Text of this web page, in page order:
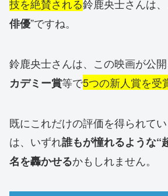
技を絶賛される鈴鹿央士さんは
俳優”ですね。
鈴鹿央士さんは、この映画が公開
カデミー賞等で5つの新人賞を受
既にこれだけの評価を得られて
は、いずれ誰もが憧れるような“
名を轟かせるかもしれません。